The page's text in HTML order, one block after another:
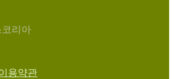
리아
용약관